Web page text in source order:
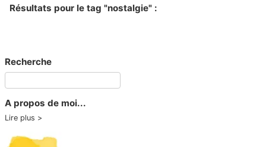
Résultats pour le tag "nostalgie" :
Recherche
A propos de moi...
Lire plus